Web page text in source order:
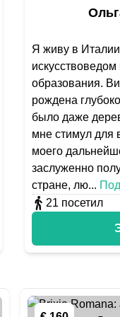
Я живу в Италии
образования.
рождена
было даже
мне стимул для
моего
заслуженно
стране, лю...
21 посетил